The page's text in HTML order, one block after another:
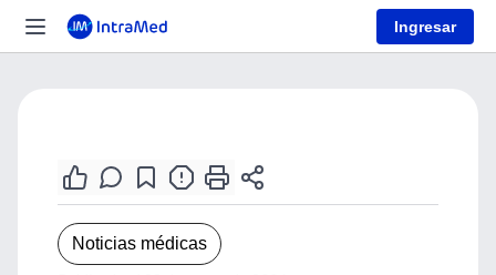
Ingresar
Noticias médicas